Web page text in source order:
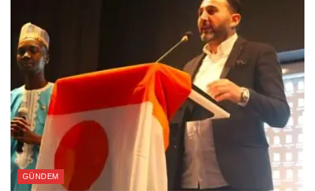
GÜNDEM